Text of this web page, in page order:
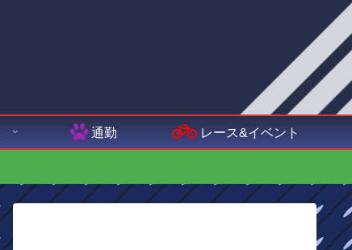
通勤 レース&イベント